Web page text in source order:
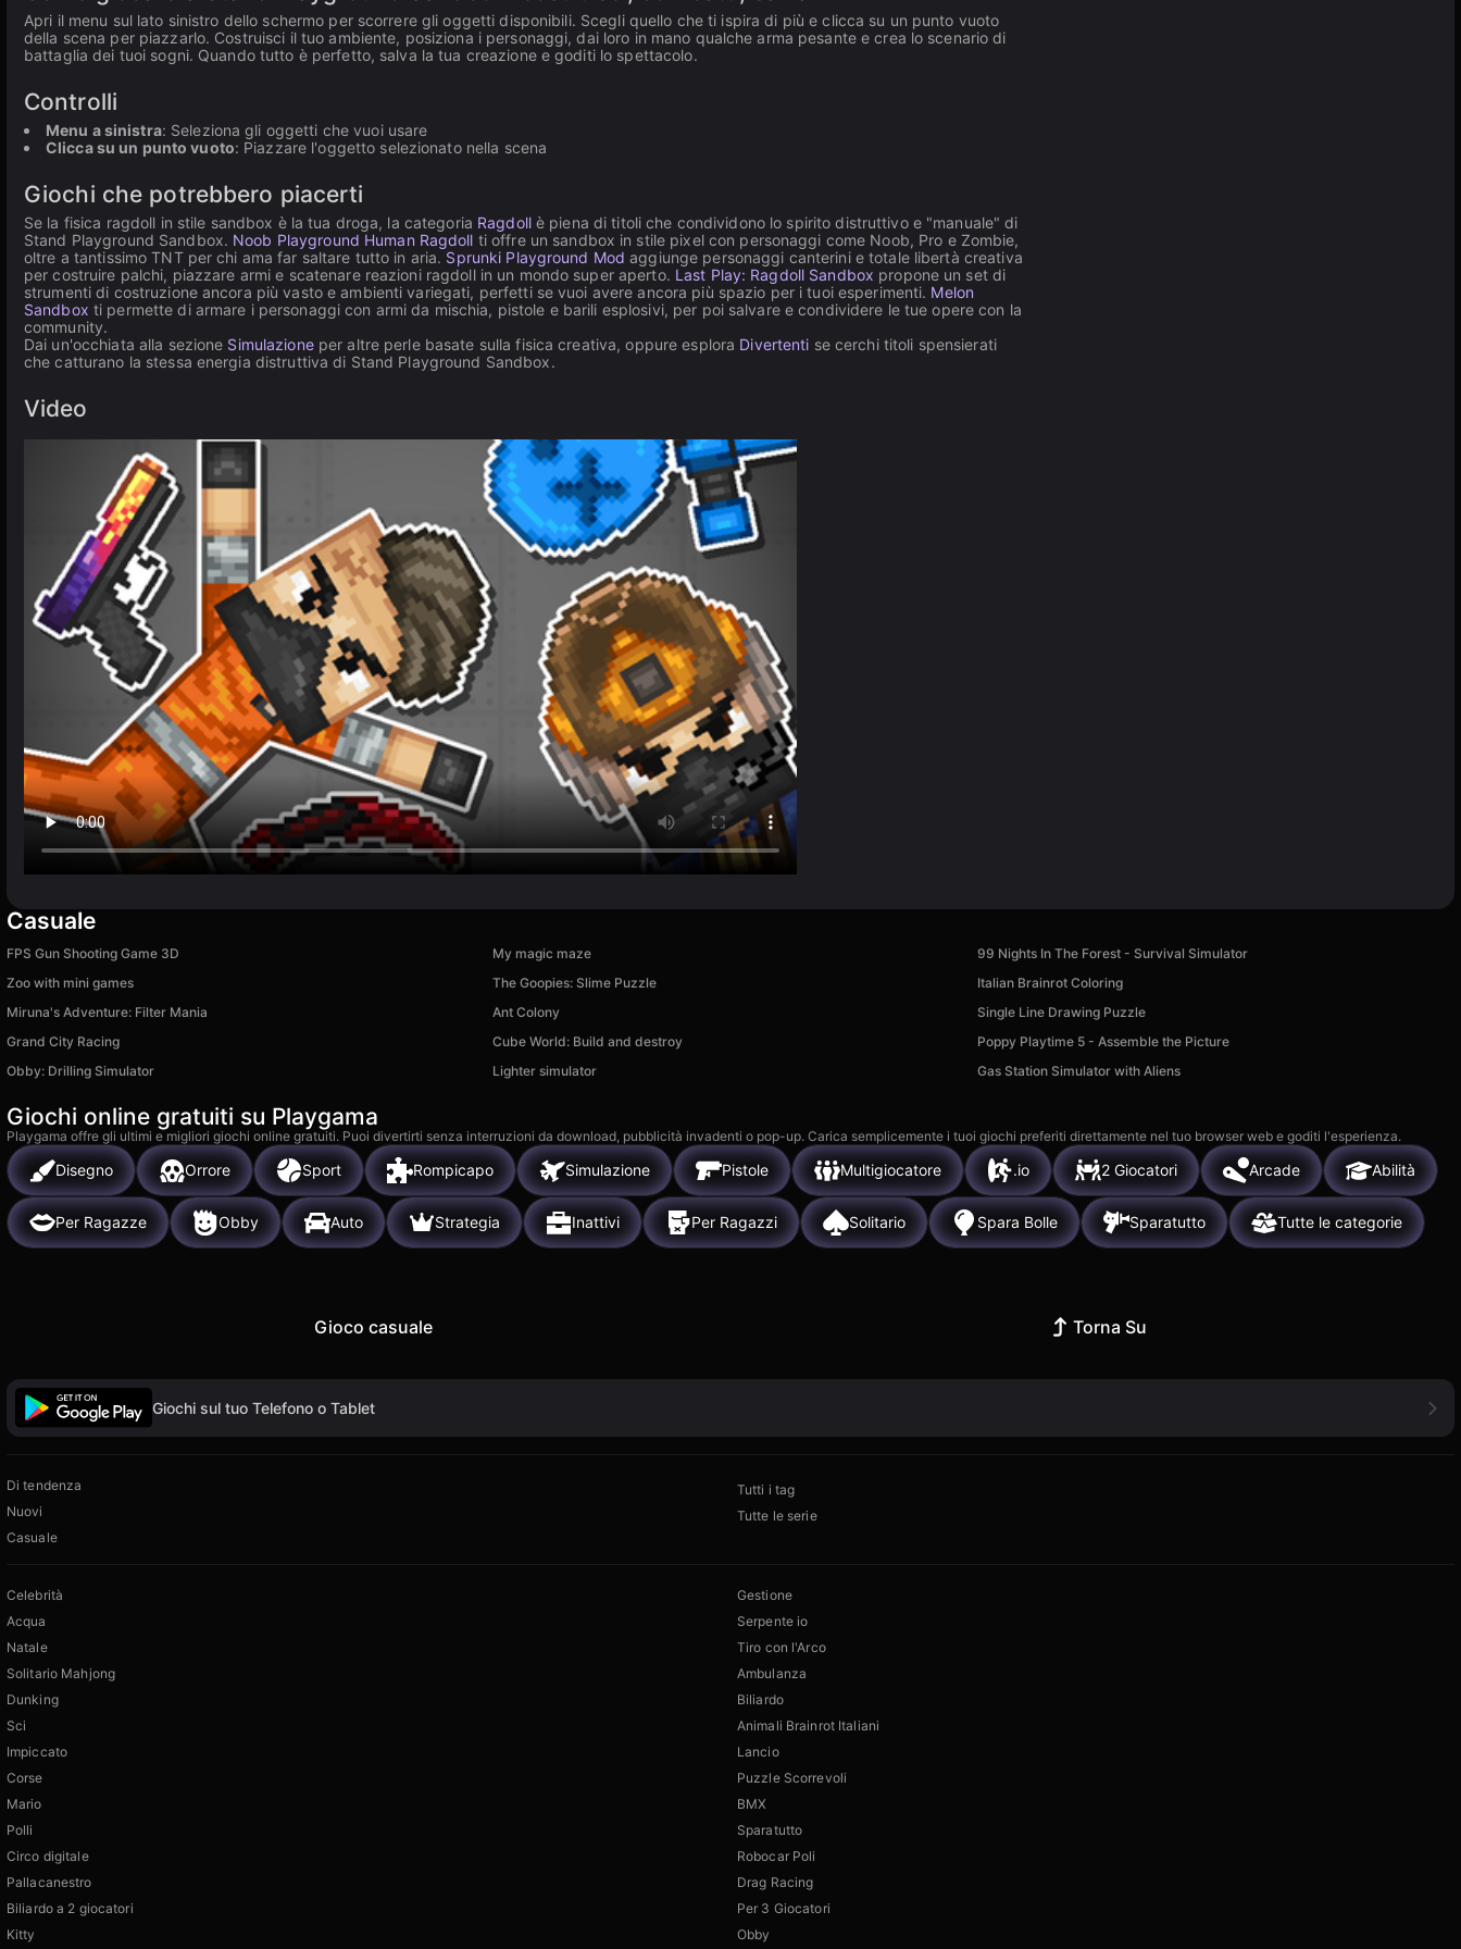
Apri il menu sul lato sinistro dello schermo per scorrere gli oggetti disponibili. Scegli quello che ti ispira di più e clicca su un punto vuoto
della scena per piazzarlo. Costruisci il tuo ambiente, posiziona i personaggi, dai loro in mano qualche arma pesante e crea lo scenario di
battaglia dei tuoi sogni. Quando tutto è perfetto, salva la tua creazione e goditi lo spettacolo.
Controlli
Menu a sinistra: Seleziona gli oggetti che vuoi usare
Clicca su un punto vuoto: Piazzare l'oggetto selezionato nella scena
Giochi che potrebbero piacerti
Se la fisica ragdoll in stile sandbox è la tua droga, la categoria Ragdollè piena di titoli che condividono lo spirito distruttivo e "manuale" di
Stand Playground Sandbox. Noob Playground Human Ragdoll ti offre un sandbox in stile pixel con personaggi come Noob, Pro e Zombie,
oltre a tantissimo TNT per chi ama far saltare tutto in aria. Sprunki Playground Mod aggiunge personaggi canterini e totale libertà creativa
per costruire palchi, piazzare armi e scatenare reazioni ragdoll in un mondo super aperto. Last Play: Ragdoll Sandbox propone un set di
strumenti di costruzione ancora più vasto e ambienti variegati, perfetti se vuoi avere ancora più spazio per i tuoi esperimenti. Melon
Sandbox ti permette di armare i personaggi con armi da mischia, pistole e barili esplosivi, per poi salvare e condividere le tue opere con la
community.
Dai un'occhiata alla sezione Simulazioneper altre perle basate sulla fisica creativa, oppure esplora Divertenti se cerchi titoli spensierati
che catturano la stessa energia distruttiva di Stand Playground Sandbox.
Video
Casuale
FPS Gun Shooting Game 3D My magic maze
99 Nights In The Forest - Survival Simulator
Zoo with mini games
The Goopies: Slime Puzzle
Italian Brainrot Coloring
Miruna's Adventure: Filter Mania
Ant Colony
Single Line Drawing Puzzle
Grand City Racing
Cube World: Build and destroy
Poppy Playtime 5 - Assemble the Picture
Obby: Drilling Simulator
Lighter simulator Gas Station Simulator with Aliens
Giochi online gratuiti su Playgama
Playgama offre gli ultimi e migliori giochi online gratuiti. Puoi divertirti senza interruzioni da download, pubblicità invadenti o pop-up. Carica semplicemente i tuoi giochi preferiti direttamente nel tuo browser web e goditi l'esperienza.
Disegno Orrore Sport Rompicapo Simulazione Pistole Multigiocatore .io 2 Giocatori Arcade Abilità
Per Ragazze Obby Auto Strategia Inattivi Per Ragazzi Solitario Spara Bolle Sparatutto Tutte le categorie
Gioco casuale Torna Su
Giochi sul tuo Telefono o Tablet
Di tendenza
Nuovi
Casuale
Tutti i tag
Tutte le serie
Celebrità
Acqua
Natale
Solitario Mahjong
Dunking
Sci
Impiccato
Corse
Mario
Polli
Circo digitale
Pallacanestro
Biliardo a 2 giocatori
Kitty
Gestione
Serpente io
Tiro con l'Arco
Ambulanza
Biliardo
Animali Brainrot Italiani
Lancio
Puzzle Scorrevoli
BMX
Sparatutto
Robocar Poli
Drag Racing
Per 3 Giocatori
Obby